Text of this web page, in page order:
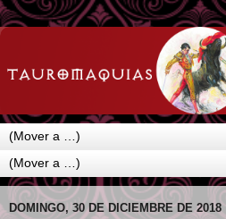
DOMINGO, 30 DE DICIEMBRE DE 2018